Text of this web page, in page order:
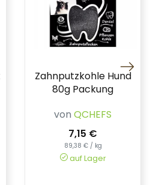
Zahnputzkohle Hund
80g Packung
von QCHEFS
7,15 €
89,38 € / kg
auf Lager